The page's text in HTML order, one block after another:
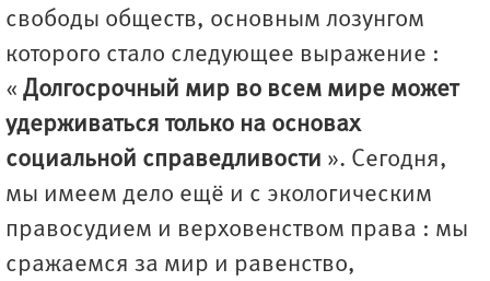
свободы обществ, основным лозунгом
которого стало следующее выражение :
« Долгосрочный мир во всем мире может
удерживаться только на основах
социальной справедливости ». Сегодня,
мы имеем дело ещё и с экологическим
правосудием и верховенством права : мы
сражаемся за мир и равенство,